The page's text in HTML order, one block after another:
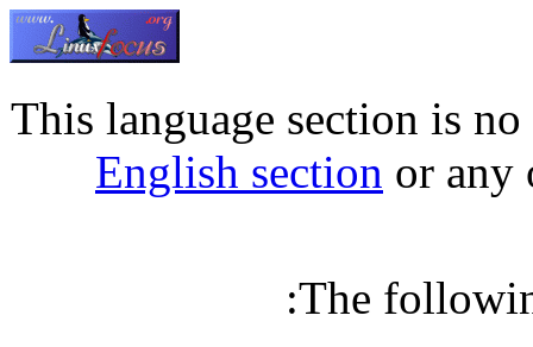
This language section is
English section or any
The